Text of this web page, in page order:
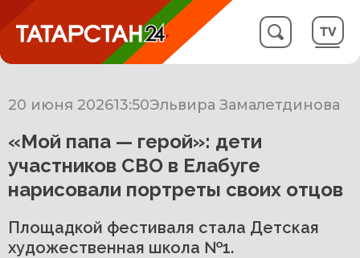
20 июня 202613:50Эльвира Замалетдинова
«Мой папа — герой»: дети
участников СВО в Елабуге
нарисовали портреты своих отцов
Площадкой фестиваля стала Детская
художественная школа №1.